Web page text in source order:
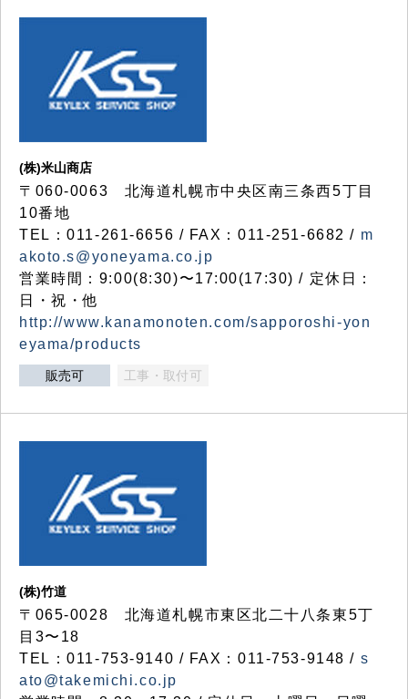
(株)米山商店
〒060-0063 北海道札幌市中央区南三条西5丁目
10番地
TEL：011-261-6656 / FAX：011-251-6682 / m
akoto.s@yoneyama.co.jp
営業時間：9:00(8:30)〜17:00(17:30) / 定休日：
日・祝・他
http://www.kanamonoten.com/sapporoshi-yon
eyama/products
販売可 工事・取付可
(株)竹道
〒065-0028 北海道札幌市東区北二十八条東5丁
目3〜18
TEL：011-753-9140 / FAX：011-753-9148 / s
ato@takemichi.co.jp